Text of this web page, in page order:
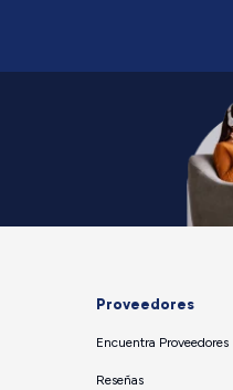
Proveedores
Encuentra Proveedores
Reseñas